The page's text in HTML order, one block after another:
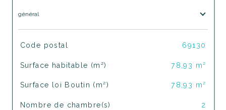
général
TRAD_SIROCCO_Caracteristique
Code postal 69130
Surface habitable (m²) 78,93 m²
Surface loi Boutin (m²) 78,93 m²
Nombre de chambre(s) 2